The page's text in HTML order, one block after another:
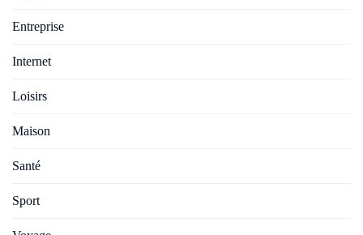
Entreprise
Internet
Loisirs
Maison
Santé
Sport